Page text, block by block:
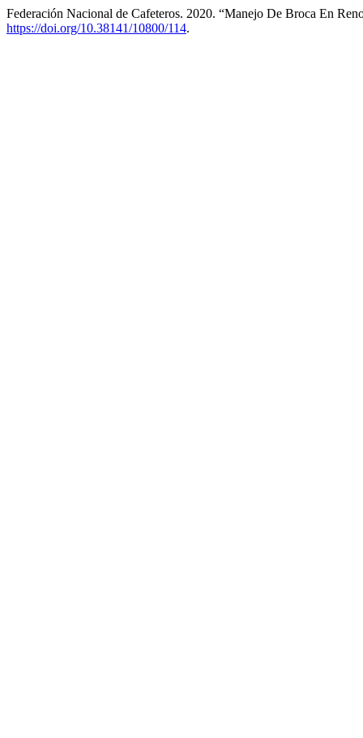
Federación Nacional de Cafeteros. 2020. “Manejo De Broca En
https://doi.org/10.38141/10800/114.